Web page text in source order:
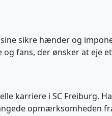
sikre hænder og
fans, der ønsker at eje
karriere i SC Freiburg.
opmærksomheden